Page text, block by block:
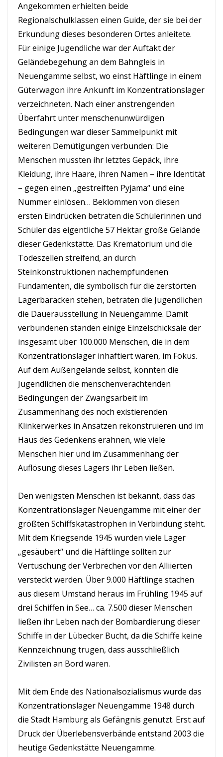
Angekommen erhielten beide
Regionalschulklassen einen Guide, der sie bei der
Erkundung dieses besonderen Ortes anleitete.
Für einige Jugendliche war der Auftakt der
Geländebegehung an dem Bahngleis in
Neuengamme selbst, wo einst Häftlinge in einem
Güterwagon ihre Ankunft im Konzentrationslager
verzeichneten. Nach einer anstrengenden
Überfahrt unter menschenunwürdigen
Bedingungen war dieser Sammelpunkt mit
weiteren Demütigungen verbunden: Die
Menschen mussten ihr letztes Gepäck, ihre
Kleidung, ihre Haare, ihren Namen – ihre Identität
– gegen einen „gestreiften Pyjama“ und eine
Nummer einlösen… Beklommen von diesen
ersten Eindrücken betraten die Schülerinnen und
Schüler das eigentliche 57 Hektar große Gelände
dieser Gedenkstätte. Das Krematorium und die
Todeszellen streifend, an durch
Steinkonstruktionen nachempfundenen
Fundamenten, die symbolisch für die zerstörten
Lagerbaracken stehen, betraten die Jugendlichen
die Dauerausstellung in Neuengamme. Damit
verbundenen standen einige Einzelschicksale der
insgesamt über 100.000 Menschen, die in dem
Konzentrationslager inhaftiert waren, im Fokus.
Auf dem Außengelände selbst, konnten die
Jugendlichen die menschenverachtenden
Bedingungen der Zwangsarbeit im
Zusammenhang des noch existierenden
Klinkerwerkes in Ansätzen rekonstruieren und im
Haus des Gedenkens erahnen, wie viele
Menschen hier und im Zusammenhang der
Auflösung dieses Lagers ihr Leben ließen.
Den wenigsten Menschen ist bekannt, dass das
Konzentrationslager Neuengamme mit einer der
größten Schiffskatastrophen in Verbindung steht.
Mit dem Kriegsende 1945 wurden viele Lager
„gesäubert“ und die Häftlinge sollten zur
Vertuschung der Verbrechen vor den Alliierten
versteckt werden. Über 9.000 Häftlinge stachen
aus diesem Umstand heraus im Frühling 1945 auf
drei Schiffen in See… ca. 7.500 dieser Menschen
ließen ihr Leben nach der Bombardierung dieser
Schiffe in der Lübecker Bucht, da die Schiffe keine
Kennzeichnung trugen, dass ausschließlich
Zivilisten an Bord waren.
Mit dem Ende des Nationalsozialismus wurde das
Konzentrationslager Neuengamme 1948 durch
die Stadt Hamburg als Gefängnis genutzt. Erst auf
Druck der Überlebensverbände entstand 2003 die
heutige Gedenkstätte Neuengamme.